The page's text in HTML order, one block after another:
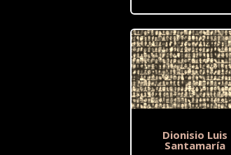
Dionisio Luis
Santamaría